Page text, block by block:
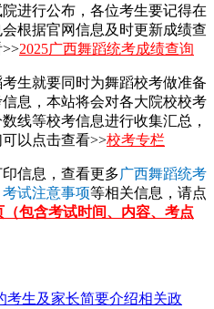
进行公布，各位考生要记得在
根据官网信息及时更新成绩查
2025广西舞蹈统考成绩查询
生就要同时为舞蹈校考做准备
息，本站将会对各大院校校考
线等校考信息进行收集汇总，
以点击查看>>校考专栏
信息，查看更多广西舞蹈统考
试注意事项等相关信息，请点
包含考试时间、内容、考点
考生及家长简要介绍相关政